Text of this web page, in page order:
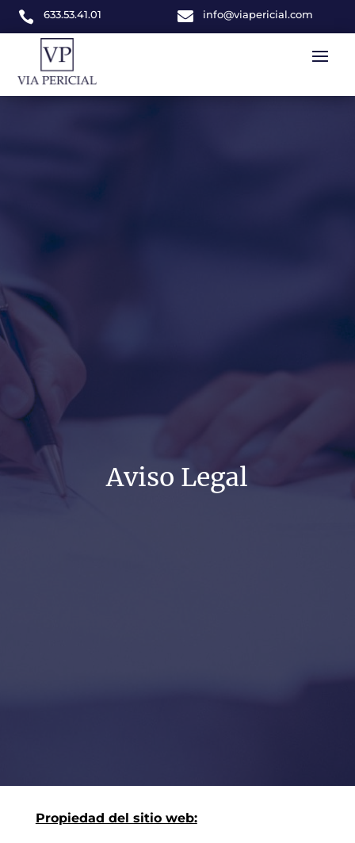
 633.53.41.01  info@viapericial.com
Aviso Legal
Propiedad del sitio web: